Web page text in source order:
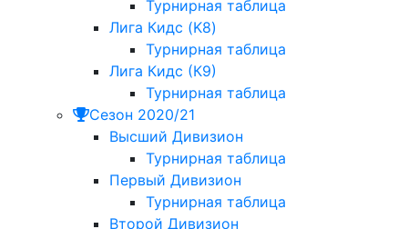
Турнирная таблица
Лига Кидс (K8)
Турнирная таблица
Лига Кидс (К9)
Турнирная таблица
Сезон 2020/21
Высший Дивизион
Турнирная таблица
Первый Дивизион
Турнирная таблица
Второй Дивизион